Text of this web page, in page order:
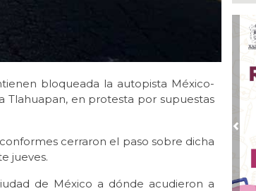
bloqueada la autopista México-
Tlahuapan, en protesta por supuestas
cerraron el paso sobre dicha
jueves.
de México a dónde acudieron a